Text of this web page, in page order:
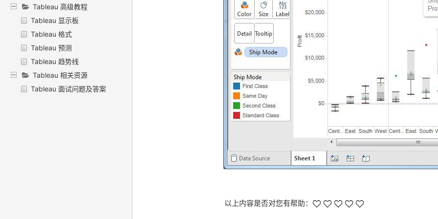
Tableau 高级教程
Tableau 显示板
Tableau 格式
Tableau 预测
Tableau 趋势线
Tableau 相关资源
Tableau 面试问题及答案
以上内容是否对您有帮助：